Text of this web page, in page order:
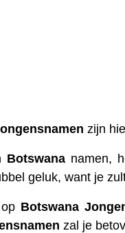
zijn
Botswananamen,
geluk, want je
Botswana
zal je